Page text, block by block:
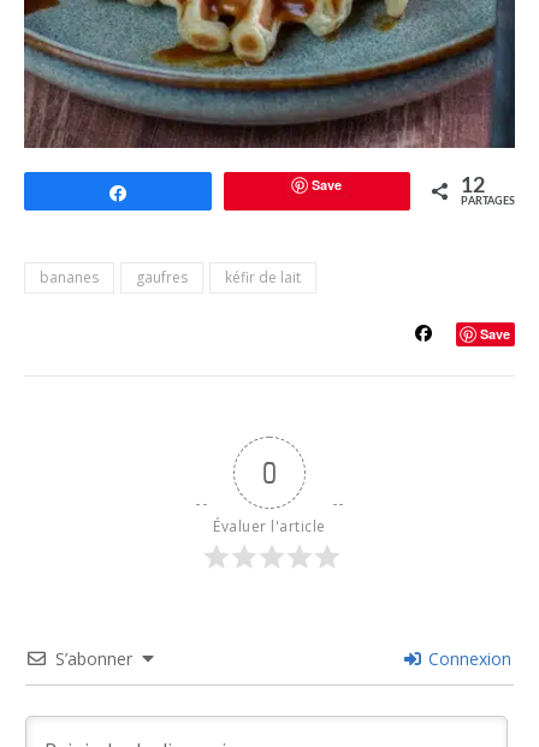
Save 12
PARTAGES
bananes gaufres kéfir de lait
Save
0
Évaluer l'article
S’abonner Connexion